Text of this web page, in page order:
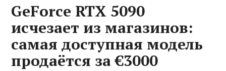
GeForce RTX 5090
исчезает из магазинов:
самая доступная модель
продаётся за €3000